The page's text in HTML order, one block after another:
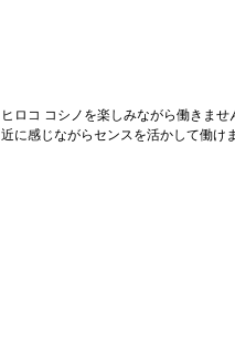
ヒロコ コシノを楽しみながら働きま
近に感じながらセンスを活かして働け